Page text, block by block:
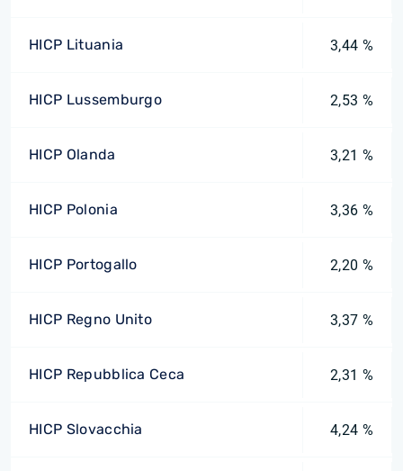
HICP Lituania 3,44 %
HICP Lussemburgo 2,53 %
HICP Olanda 3,21 %
HICP Polonia 3,36 %
HICP Portogallo 2,20 %
HICP Regno Unito 3,37 %
HICP Repubblica Ceca 2,31 %
HICP Slovacchia 4,24 %